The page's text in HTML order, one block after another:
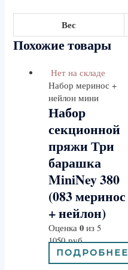
Вес
Похожие товары
Нет на складе
Набор меринос +
нейлон мини
Набор
секционной
пряжи Три
барашка
MiniNey 380
(083 меринос
+ нейлон)
Оценка 0из 5
1050руб
ПОДРОБНЕЕ